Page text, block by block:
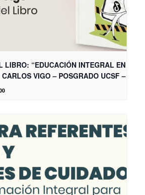
LIBRO: “EDUCACIÓN INTEGRAL EN
VIGO – POSGRADO UCSF –